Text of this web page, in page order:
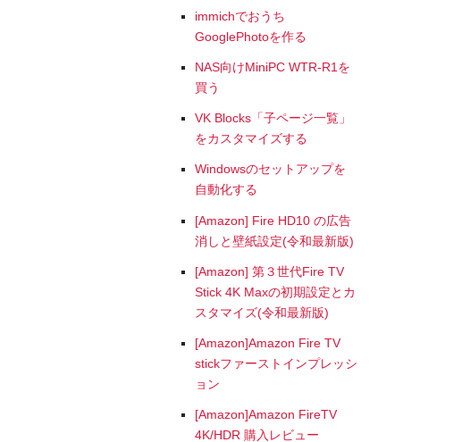
immichでおうち
GooglePhotoを作る
NAS向けMiniPC WTR-R1を
買う
VK Blocks「子ページ一覧」
をカスタマイズする
Windowsのセットアップを
自動化する
[Amazon] Fire HD10 の広告
消しと壁紙設定(令和最新版)
[Amazon] 第３世代Fire TV
Stick 4K Maxの初期設定とカ
スタマイズ(令和最新版)
[Amazon]Amazon Fire TV
stickファーストインプレッシ
ョン
[Amazon]Amazon FireTV
4K/HDR 購入レビュー